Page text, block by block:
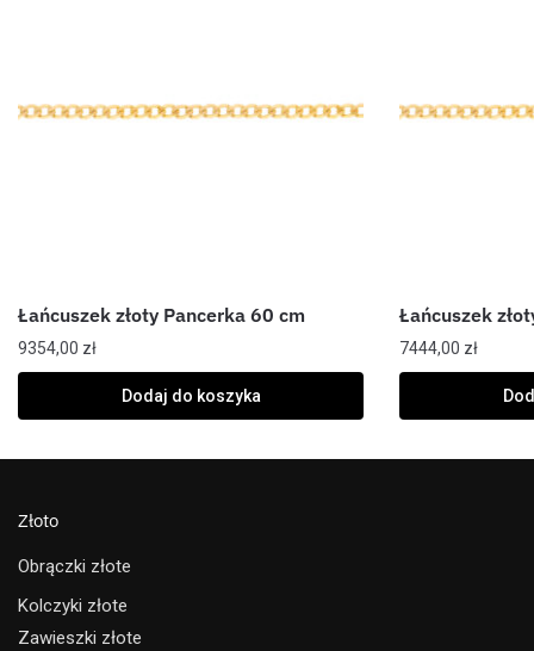
Łańcuszek złoty Pancerka 60 cm
9354,00 zł
Dodaj do koszyka
Łańcuszek
7444,00 zł
Złoto
Obrączki złote
Kolczyki złote
Zawieszki złote